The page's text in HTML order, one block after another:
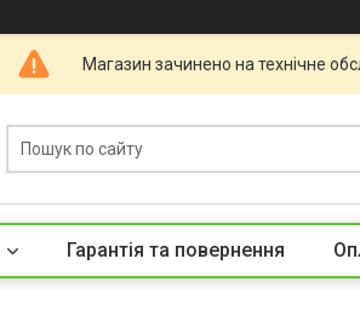
Магазин зачинено на технічне
Гарантія та повернення